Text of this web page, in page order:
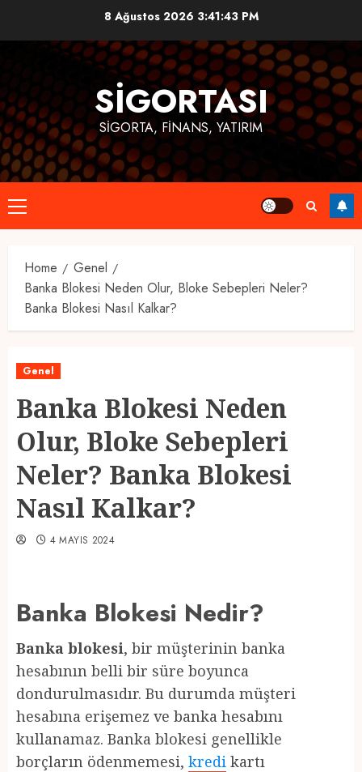
8 Ağustos 2026 3:41:43 PM
SIGORTASI
SIGORTA, FINANS, YATIRIM
Primary
Menu
Home
Genel
Banka Blokesi Neden Olur, Bloke Sebepleri Neler?
Banka Blokesi Nasıl Kalkar?
Genel
Banka Blokesi Neden
Olur, Bloke Sebepleri
Neler? Banka Blokesi
Nasıl Kalkar?
4 MAYIS 2024
Banka Blokesi Nedir?
Banka blokesi, bir müşterinin banka
hesabının belli bir süre boyunca
dondurulmasıdır. Bu durumda müşteri
hesabına erişemez ve banka hesabını
kullanamaz. Banka blokesi genellikle
borçların ödenmemesi, kredi kartı